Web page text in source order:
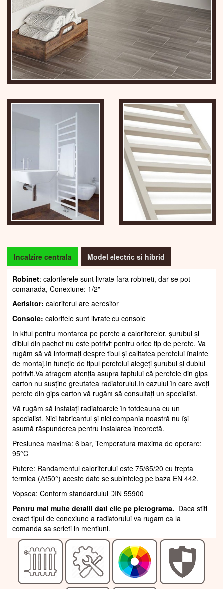
Incalzire centrala Model electric si hibrid
Robinet: caloriferele sunt livrate fara robineti, dar se pot
comanada, Conexiune: 1/2"
Aerisitor: caloriferul are aeresitor
Console: calorifele sunt livrate cu console
In kitul pentru montarea pe perete a caloriferelor, șurubul și
diblul din pachet nu este potrivit pentru orice tip de perete. Va
rugăm să vă informați despre tipul și calitatea peretelui înainte
de montaj.In funcție de tipul peretelui alegeți șurubul și dublul
potrivit.Va atragem atenția asupra faptului că peretele din gips
carton nu susține greutatea radiatorului.In cazului în care aveți
perete din gips carton vă rugăm să consultați un specialist.
Vă rugăm să instalați radiatoarele în totdeauna cu un
specialist. Nici fabricantul și nici compania noastră nu își
asumă răspunderea pentru instalarea incorectă.
Presiunea maxima: 6 bar, Temperatura maxima de operare:
95°C
Putere: Randamentul caloriferului este 75/65/20 cu trepta
termica (Δt50°) aceste date se subinteleg pe baza EN 442.
Vopsea: Conform standardului DIN 55900
Pentru mai multe detalii dati clic pe pictograma. Daca stiti
exact tipul de conexiune a radiatorului va rugam ca la
comanda sa scrieti in mentiuni.